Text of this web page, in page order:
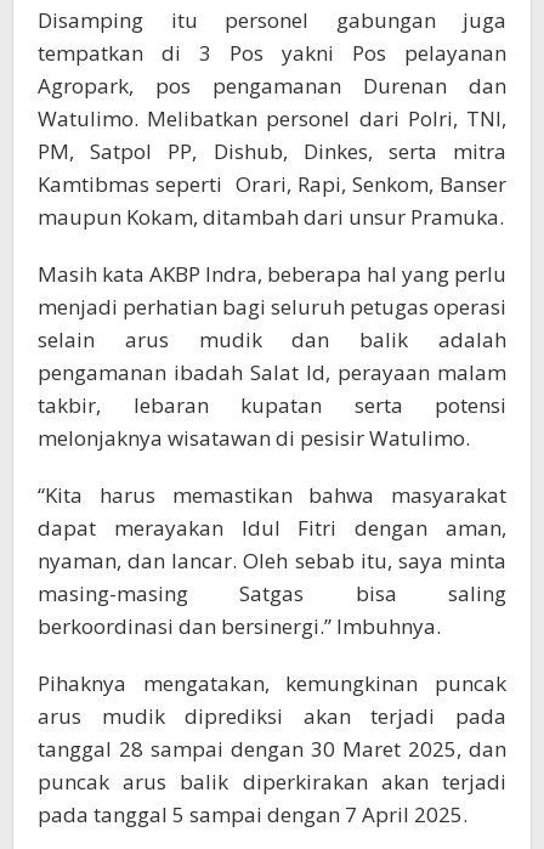
Disamping itu personel gabungan juga
tempatkan di 3 Pos yakni Pos pelayanan
Agropark, pos pengamanan Durenan dan
Watulimo. Melibatkan personel dari Polri, TNI,
PM, Satpol PP, Dishub, Dinkes, serta mitra
Kamtibmas seperti Orari, Rapi, Senkom, Banser
maupun Kokam, ditambah dari unsur Pramuka.
Masih kata AKBP Indra, beberapa hal yang perlu
menjadi perhatian bagi seluruh petugas operasi
selain arus mudik dan balik adalah
pengamanan ibadah Salat Id, perayaan malam
takbir, lebaran kupatan serta potensi
melonjaknya wisatawan di pesisir Watulimo.
“Kita harus memastikan bahwa masyarakat
dapat merayakan Idul Fitri dengan aman,
nyaman, dan lancar. Oleh sebab itu, saya minta
masing-masing Satgas bisa saling
berkoordinasi dan bersinergi.” Imbuhnya.
Pihaknya mengatakan, kemungkinan puncak
arus mudik diprediksi akan terjadi pada
tanggal 28 sampai dengan 30 Maret 2025, dan
puncak arus balik diperkirakan akan terjadi
pada tanggal 5 sampai dengan 7 April 2025.